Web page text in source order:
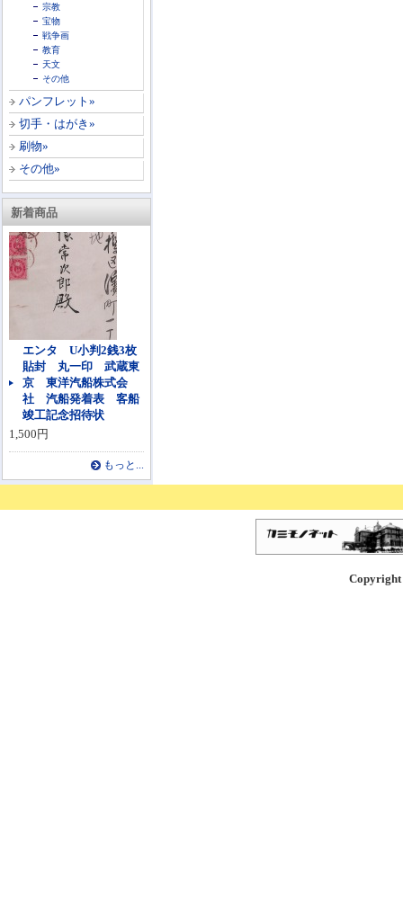
宗教
宝物
戦争画
教育
天文
その他
パンフレット»
切手・はがき»
刷物»
その他»
新着商品
エンタ U小判2銭3枚
貼封 丸一印 武蔵東
京 東洋汽船株式会
社 汽船発着表 客船
竣工記念招待状
1,500円
もっと...
Copyright